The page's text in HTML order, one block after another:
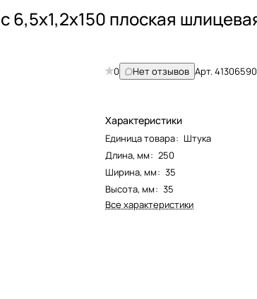
6,5х1,2х150 плоская
0 Нет отзывов Арт.41306590
Характеристики
Единица товара: Штука
Длина, мм: 250
Ширина, мм: 35
Высота, мм: 35
Все характеристики